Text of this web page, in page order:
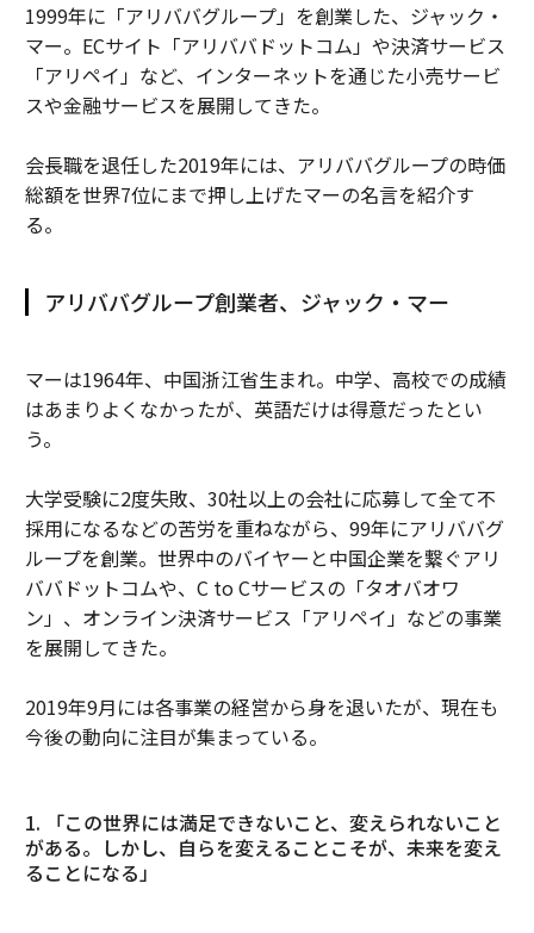
1999年に「アリババグループ」を創業した、ジャック・
マー。ECサイト「アリババドットコム」や決済サービス
「アリペイ」など、インターネットを通じた小売サービ
スや金融サービスを展開してきた。
会長職を退任した2019年には、アリババグループの時価
総額を世界7位にまで押し上げたマーの名言を紹介す
る。
アリババグループ創業者、ジャック・マー
マーは1964年、中国浙江省生まれ。中学、高校での成績
はあまりよくなかったが、英語だけは得意だったとい
う。
大学受験に2度失敗、30社以上の会社に応募して全て不
採用になるなどの苦労を重ねながら、99年にアリババグ
ループを創業。世界中のバイヤーと中国企業を繋ぐアリ
ババドットコムや、C to Cサービスの「タオバオワ
ン」、オンライン決済サービス「アリペイ」などの事業
を展開してきた。
2019年9月には各事業の経営から身を退いたが、現在も
今後の動向に注目が集まっている。
1. 「この世界には満足できないこと、変えられないこと
がある。しかし、自らを変えることこそが、未来を変え
ることになる」